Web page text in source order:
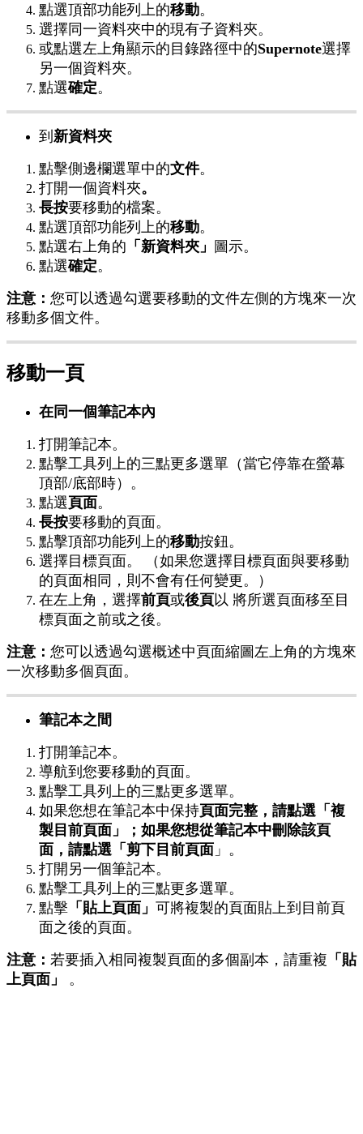
點選頂部功能列 上的移動。
選擇同一資料夾中的現有子資料夾。
或點選左 上角顯示的目錄路徑中的Supernote選擇
另一個資料夾。
點選確定。
到 新資料夾
點擊側邊欄選單中的文件。
打開一個資料夾。
長按要移動的檔案。
點選頂部功能列 上的移動。
點選右 上角 的 「 新資料夾 」 圖示。
點選確定。
注意 ： 您可以透過勾選要移動的文件左側的方塊來一次
移動多個文件。
移動一頁
在同一個筆記本內
打開筆記本。
點擊工具列 上的三點更多選單 （當它停靠在螢幕
頂部/底部時） 。
點選頁面。
長按要移動的頁面。
點擊頂部功能列 上的移動按鈕 。
選擇目標頁面。 （如果您選擇目標頁面與要移動
的頁面相 同 ， 則 不會有任何變更。
）
在左 上角 ， 選擇前頁或後頁以 將所選頁面移至目
標頁面之前或之後。
注意 ： 您可以透過勾選概述中頁面縮圖左 上角 的方塊來
一次移動多個頁面。
筆記本之 間
打開筆記本。
導航到 您要移動的頁面。
點擊工具列 上的三點更多選單。
如果您想在筆記本中保持頁面完整 ， 請點選 「 複
製 目 前頁面 」 ； 如果您想從筆記本中刪 除該頁
面 ， 請點選 「 剪下 目 前頁面 」 。
打開 另一個筆記本。
點擊工具列 上的三點更多選單。
點擊 「 貼上頁面 」 可將複製的頁面貼 上到 目前頁
面之後的頁面。
注意 ： 若要插 入 相 同複製頁面的多個副 本 ， 請重複 「 貼
上頁面 」 。